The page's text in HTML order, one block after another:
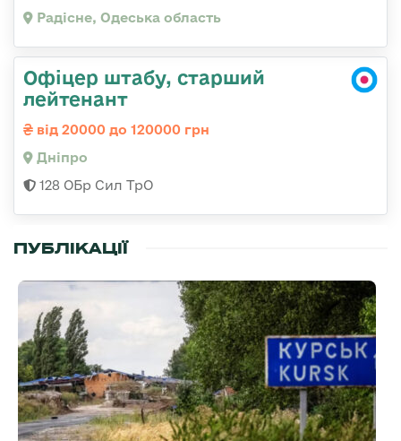
Радісне, Одеська область
Офіцер штабу, старший
лейтенант
від 20000 до 120000 грн
Дніпро
128 ОБр Сил ТрО
ПУБЛІКАЦІЇ